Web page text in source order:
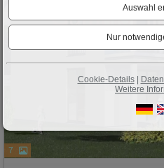
7
Cookie-Details|
Weitere